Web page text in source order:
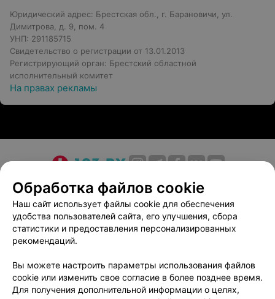
Юридический адрес: Брестская обл., г. Барановичи, ул.
Димитрова, д. 9, пом. 4
УНП: 291185715
Свидетельство о регистрации от 13.01.2013
Регистрирующий орган: Брестский областной
исполнительный комитет
На правах рекламы
О проекте Новости проекта
Размещение рекламы
Медицинский маркетинг
Публичный договор
Пользовательское соглашение
Способы оплаты
Вакансии
Партнеры
Написать в поддержку
Персональные настройки cookie
Обработка файлов cookie
Наш сайт использует файлы cookie для обеспечения
удобства пользователей сайта, его улучшения, сбора
статистики и предоставления персонализированных
рекомендаций.
Вы можете настроить параметры использования файлов
cookie или изменить свое согласие в более позднее время.
Для получения дополнительной информации о целях,